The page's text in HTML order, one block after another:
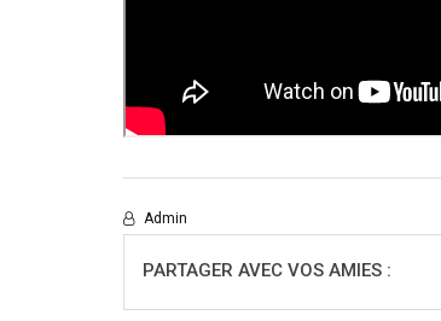
Admin
PARTAGER AVEC VOS AMIES :